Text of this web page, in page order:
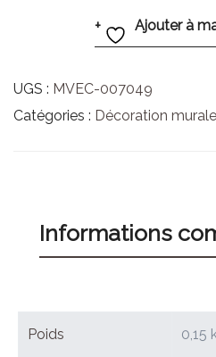
Ajouter à
UGS : MVEC-007049
Catégories : Décoration murale
Informations
Poids 0,15